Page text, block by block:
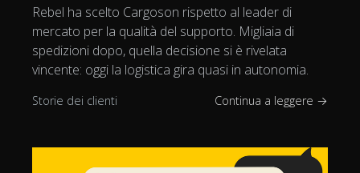
Rebel ha scelto Cargoson rispetto al leader di
mercato per la qualità del supporto. Migliaia di
spedizioni dopo, quella decisione si è rivelata
vincente: oggi la logistica gira quasi in autonomia.
Storie dei clienti Continua a leggere →